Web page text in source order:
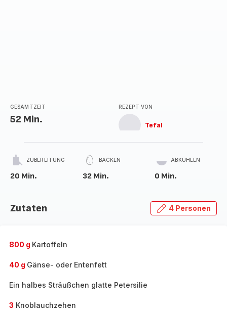
GESAMTZEIT
52 Min.
REZEPT VON
Tefal
ZUBEREITUNG
20 Min.
BACKEN
32 Min.
ABKÜHLEN
0 Min.
Zutaten 4 Personen
800 g Kartoffeln
40 g Gänse- oder Entenfett
Ein halbes Sträußchen glatte Petersilie
3 Knoblauchzehen